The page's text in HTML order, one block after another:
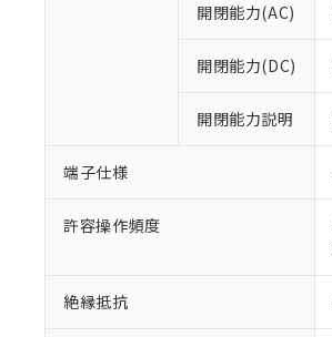
開閉能力(AC)
開閉能力(DC)
開閉能力説明
端子仕様
許容操作頻度
絶縁抵抗